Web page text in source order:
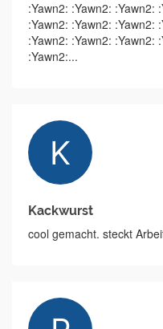
:Yawn2: :Yawn2: :Yawn2:
:Yawn2: :Yawn2: :Yawn2:
:Yawn2: :Yawn2: :Yawn2:
:Yawn2:...
Kackwurst
cool gemacht. steckt